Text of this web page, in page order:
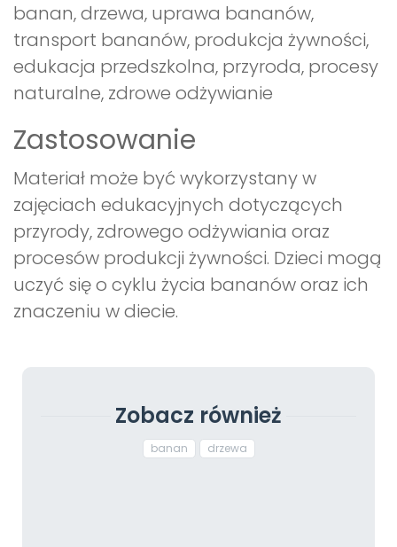
banan, drzewa, uprawa bananów,
transport bananów, produkcja żywności,
edukacja przedszkolna, przyroda, procesy
naturalne, zdrowe odżywianie
Zastosowanie
Materiał może być wykorzystany w
zajęciach edukacyjnych dotyczących
przyrody, zdrowego odżywiania oraz
procesów produkcji żywności. Dzieci mogą
uczyć się o cyklu życia bananów oraz ich
znaczeniu w diecie.
Zobacz również
banan drzewa